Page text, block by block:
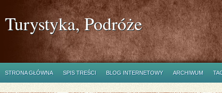
Turystyka, Podróże
STRONA GŁÓWNA SPIS TREŚCI BLOG INTERNETOWY ARCHIWUM